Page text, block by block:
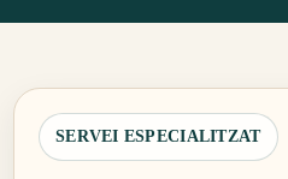
SERVEI ESPECIALITZAT